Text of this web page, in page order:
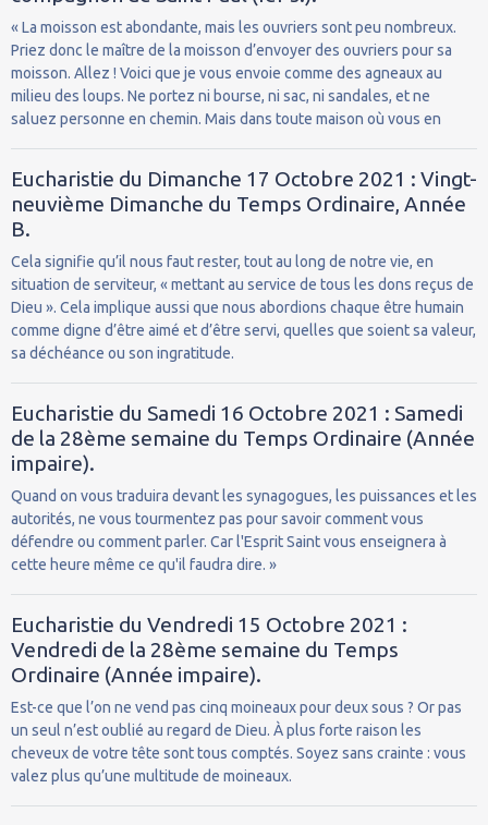
« La moisson est abondante, mais les ouvriers sont peu nombreux.
Priez donc le maître de la moisson d’envoyer des ouvriers pour sa
moisson. Allez ! Voici que je vous envoie comme des agneaux au
milieu des loups. Ne portez ni bourse, ni sac, ni sandales, et ne
saluez personne en chemin. Mais dans toute maison où vous en
Eucharistie du Dimanche 17 Octobre 2021 : Vingt-
neuvième Dimanche du Temps Ordinaire, Année
B.
Cela signifie qu’il nous faut rester, tout au long de notre vie, en
situation de serviteur, « mettant au service de tous les dons reçus de
Dieu ». Cela implique aussi que nous abordions chaque être humain
comme digne d’être aimé et d’être servi, quelles que soient sa valeur,
sa déchéance ou son ingratitude.
Eucharistie du Samedi 16 Octobre 2021 : Samedi
de la 28ème semaine du Temps Ordinaire (Année
impaire).
Quand on vous traduira devant les synagogues, les puissances et les
autorités, ne vous tourmentez pas pour savoir comment vous
défendre ou comment parler. Car l'Esprit Saint vous enseignera à
cette heure même ce qu'il faudra dire. »
Eucharistie du Vendredi 15 Octobre 2021 :
Vendredi de la 28ème semaine du Temps
Ordinaire (Année impaire).
Est-ce que l’on ne vend pas cinq moineaux pour deux sous ? Or pas
un seul n’est oublié au regard de Dieu. À plus forte raison les
cheveux de votre tête sont tous comptés. Soyez sans crainte : vous
valez plus qu’une multitude de moineaux.